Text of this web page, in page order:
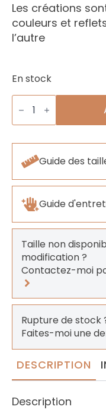
Les créations
couleurs et
l’autre
En stock
quantité
de
Boucles
Arcobaleno
Guide des
Guide
Taille non
modification ?
Contactez-moi
Rupture de stock
Faites-moi une
DESCRIPTION
Description